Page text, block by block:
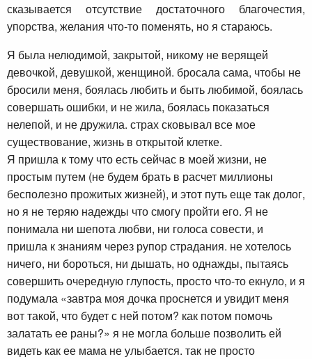
сказывается отсутствие достаточного благочестия,
упорства, желания что-то поменять, но я стараюсь.
Я была нелюдимой, закрытой, никому не верящей
девочкой, девушкой, женщиной. бросала сама, чтобы не
бросили меня, боялась любить и быть любимой, боялась
совершать ошибки, и не жила, боялась показаться
нелепой, и не дружила. страх сковывал все мое
существование, жизнь в открытой клетке.
Я пришла к тому что есть сейчас в моей жизни, не
простым путем (не будем брать в расчет миллионы
бесполезно прожитых жизней), и этот путь еще так долог,
но я не теряю надежды что смогу пройти его. Я не
понимала ни шепота любви, ни голоса совести, и
пришла к знаниям через рупор страдания. не хотелось
ничего, ни бороться, ни дышать, но однажды, пытаясь
совершить очередную глупость, просто что-то екнуло, и я
подумала «завтра моя дочка проснется и увидит меня
вот такой, что будет с ней потом? как потом помочь
залатать ее раны?» я не могла больше позволить ей
видеть как ее мама не улыбается. так не просто